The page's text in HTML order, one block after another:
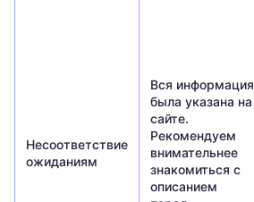
Несоответствие
ожиданиям
Вся информация
была указана на
сайте.
Рекомендуем
внимательнее
знакомиться с
описанием